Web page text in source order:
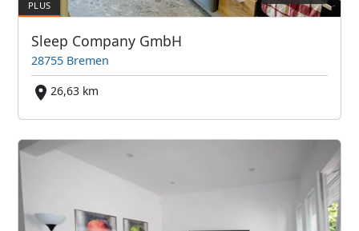
Sleep Company GmbH
28755 Bremen
26,63 km